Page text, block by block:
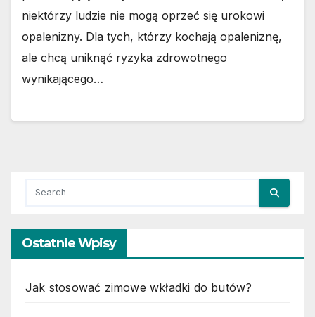
niektórzy ludzie nie mogą oprzeć się urokowi
opalenizny. Dla tych, którzy kochają opaleniznę,
ale chcą uniknąć ryzyka zdrowotnego
wynikającego…
Ostatnie Wpisy
Jak stosować zimowe wkładki do butów?